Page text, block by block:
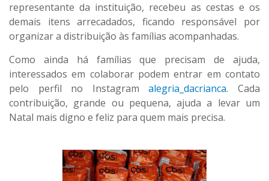
representante da instituição, recebeu as cestas e os
demais itens arrecadados, ficando responsável por
organizar a distribuição às famílias acompanhadas.
Como ainda há famílias que precisam de ajuda,
interessados em colaborar podem entrar em contato
pelo perfil no Instagram alegria_dacrianca. Cada
contribuição, grande ou pequena, ajuda a levar um
Natal mais digno e feliz para quem mais precisa.